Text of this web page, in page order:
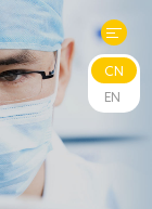
CN
EN